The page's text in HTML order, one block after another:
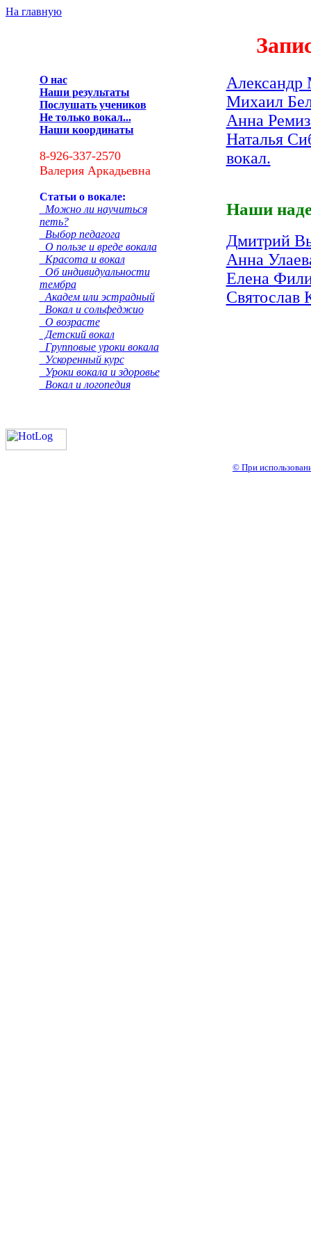
На главную
О нас
Наши результаты
Послушать учеников
Не только вокал...
Наши координаты
8-926-337-2570
Валерия Аркадьевна
Статьи о вокале:
Можно ли научиться
петь?
Выбор педагога
О пользе и вреде вокала
Красота и вокал
Об индивидуальности
тембра
Академ или эстрадный
Вокал и сольфеджио
О возрасте
Детский вокал
Групповые уроки вокала
Ускоренный курс
Уроки вокала и здоровье
Вокал и логопедия
Александр
Михаил
Анна
Наталья
вокал.
Наши
Дмитрий
Анна
Елена
Святослав
© При